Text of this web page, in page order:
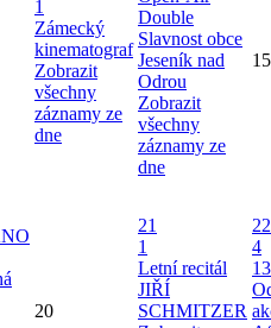
1
Zámecký
kinematograf
Zobrazit
všechny
záznamy ze
dne
Double
Slavnost obce
Jeseník nad
Odrou
Zobrazit
všechny
záznamy ze
dne
15
20
21
1
Letní recitál
JIŘÍ
SCHMITZER
22
4